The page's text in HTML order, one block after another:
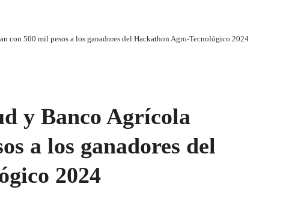
con 500 mil pesos a los ganadores del Hackathon Agro-Tecnológico 2024
y Banco Agrícola
a los ganadores del
2024